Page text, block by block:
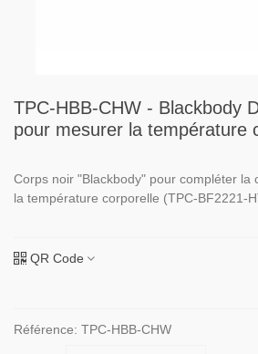
TPC-HBB-CHW - Blackbody
pour mesurer la température
Corps noir "Blackbody" pour compléter la
la température corporelle (TPC-BF2221-
QR Code
Référence: TPC-HBB-CHW